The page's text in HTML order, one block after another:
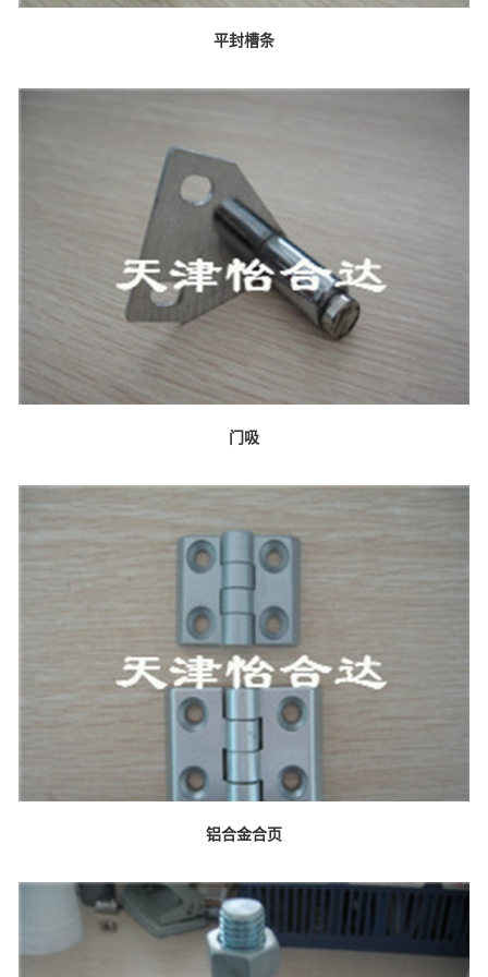
平封槽条
门吸
铝合金合页